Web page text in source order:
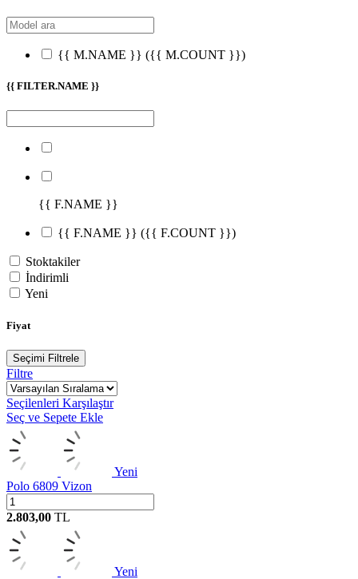
{{ M.NAME }} ({{ M.COUNT }})
{{ FILTER.NAME }}
{{ F.NAME }}
{{ F.NAME }} ({{ F.COUNT }})
Stoktakiler
İndirimli
Yeni
Fiyat
Seçimi Filtrele
Filtre
Seçilenleri Karşılaştır
Seç ve Sepete Ekle
Yeni
Polo 6809 Vizon
2.803,00 TL
Yeni